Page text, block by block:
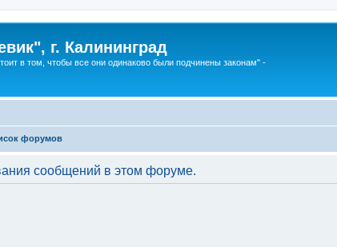
г. Калининград
в том, чтобы все они одинаково были подчинены законам" -
форумов
сообщений в этом форуме.